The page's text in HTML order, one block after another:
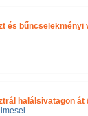
és
halálsivatagon át